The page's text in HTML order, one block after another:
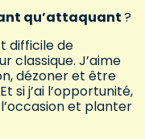
qu’attaquant?
difficile de
classique. J’aime
dézoner et être
si j’ai l’opportunité,
et planter